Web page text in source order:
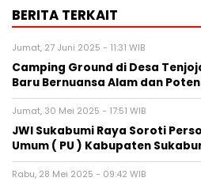
BERITA TERKAIT
Jumat, 27 Juni 2025 - 11:31 WIB
Camping Ground di Desa
Baru Bernuansa Alam dan
Jumat, 30 Mei 2025 - 17:51 WIB
JWI Sukabumi Raya Soroti
Umum ( PU ) Kabupaten
Rabu, 28 Mei 2025 - 09:42 WIB